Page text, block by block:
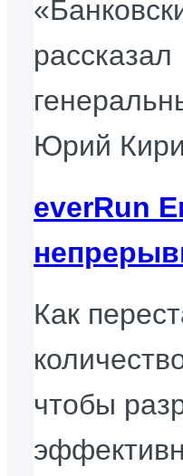
Юрий
everRun
Как
чтобы